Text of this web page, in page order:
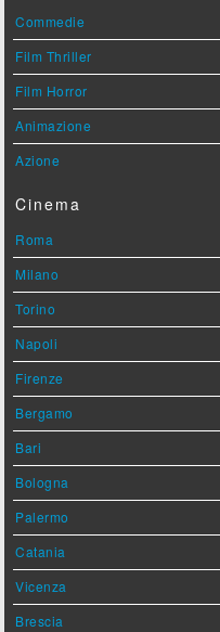
Commedie
Film Thriller
Film Horror
Animazione
Azione
Cinema
Roma
Milano
Torino
Napoli
Firenze
Bergamo
Bari
Bologna
Palermo
Catania
Vicenza
Brescia